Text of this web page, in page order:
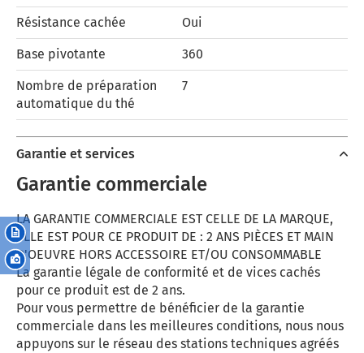
Résistance cachée Oui
Base pivotante 360
Nombre de préparation
automatique du thé
7
Garantie et services
Garantie commerciale
LA GARANTIE COMMERCIALE EST CELLE DE LA MARQUE,
ELLE EST POUR CE PRODUIT DE : 2 ANS PIÈCES ET MAIN
D'OEUVRE HORS ACCESSOIRE ET/OU CONSOMMABLE
La garantie légale de conformité et de vices cachés
pour ce produit est de 2 ans.
Pour vous permettre de bénéficier de la garantie
commerciale dans les meilleures conditions, nous nous
appuyons sur le réseau des stations techniques agréés